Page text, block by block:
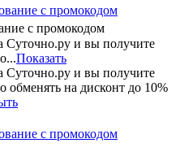
с промокодом
Суточно.ру и вы получите
Показать
Суточно.ру и вы получите
на дисконт до 10%